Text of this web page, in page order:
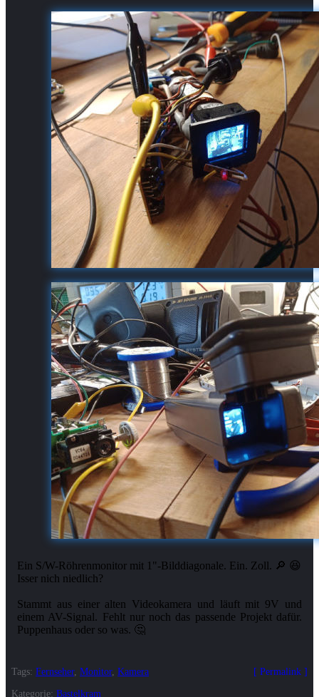
Ein S/W-Röhrenmonitor mit 1"-Bilddiagonale. Ein. Zoll. 🔎 😆
Isser nich niedlich?
Stammt aus einer alten Videokamera und läuft mit 9V und
einem AV-Signal. Fehlt nur noch das passende Projekt dafür.
Permalink
Tags: Fernseher, Monitor, Kamera
Kategorie: Bastelkram